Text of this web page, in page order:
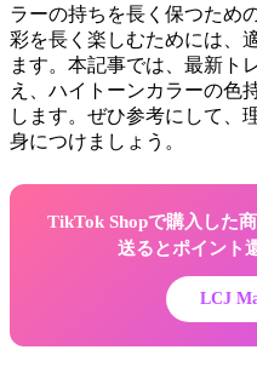
ラーの持ちを長く保つため
彩を長く楽しむためには、
ます。本記事では、最新ト
え、ハイトーンカラーの色
します。ぜひ参考にして、
身につけましょう。
TikTok Shopで購入した
送るとポイント
LCJ